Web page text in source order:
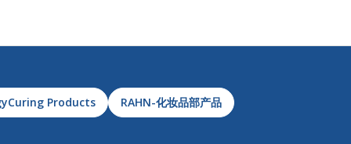
Products RAHN-化妆品部产品